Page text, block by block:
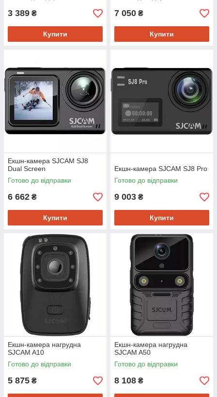
3 389 ₴
Купити
7 050 ₴
Купити
Екшн-камера SJCAM SJ8
Dual Screen
Готово до відправки
6 662 ₴
Купити
Екшн-камера SJCAM SJ8 Pro
Готово до відправки
9 003 ₴
Купити
Екшн-камера нагрудна
SJCAM A10
Готово до відправки
5 875 ₴
Екшн-камера нагрудна
SJCAM A50
Готово до відправки
8 108 ₴